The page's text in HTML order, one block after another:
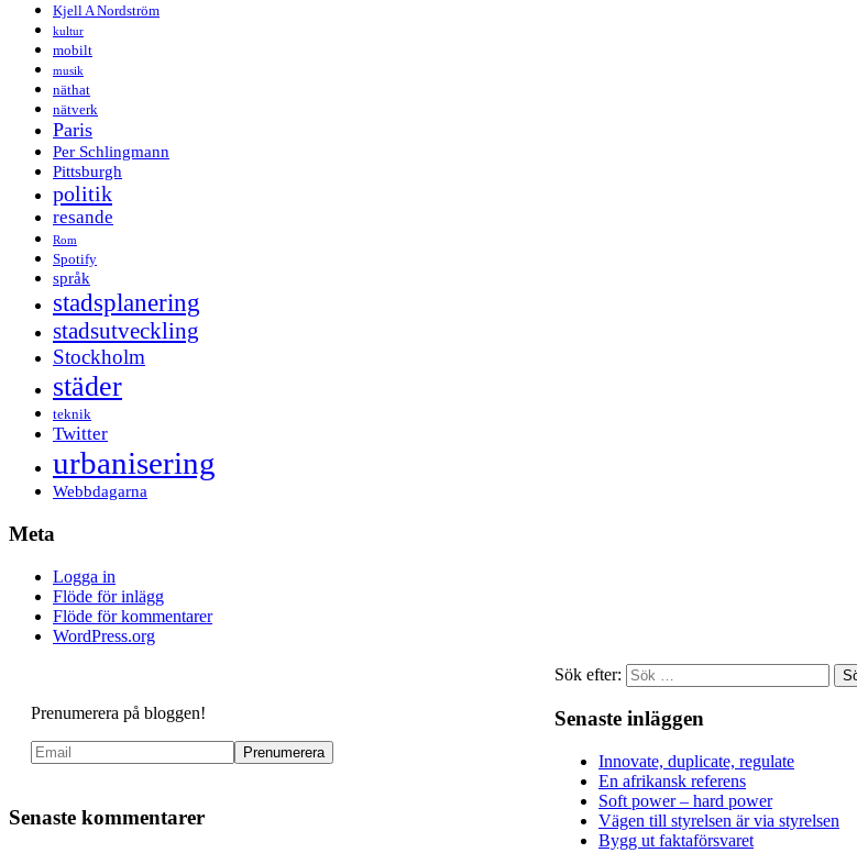
Kjell A Nordström
kultur
mobilt
musik
näthat
nätverk
Paris
Per Schlingmann
Pittsburgh
politik
resande
Rom
Spotify
språk
stadsplanering
stadsutveckling
Stockholm
städer
teknik
Twitter
urbanisering
Webbdagarna
Meta
Logga in
Flöde för inlägg
Flöde för kommentarer
WordPress.org
Prenumerera på bloggen!
Sök efter:
Senaste inläggen
Innovate, duplicate, regulate
En afrikansk referens
Soft power – hard power
Vägen till styrelsen är via styrelsen
Bygg ut faktaförsvaret
Senaste kommentarer